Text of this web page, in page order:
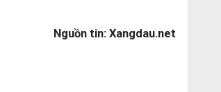
Nguồn tin: Xangdau.net